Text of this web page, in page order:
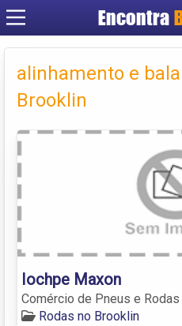
Encontra
alinhamento e
Brooklin
Iochpe Maxon
Comércio de Pneus e Rodas
Rodas no Brooklin